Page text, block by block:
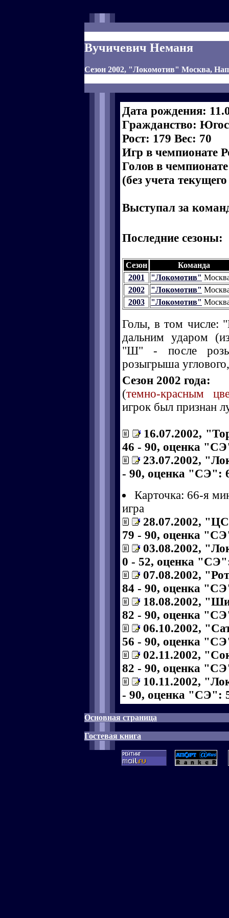
Вучичевич Неманя
Сезон 2002, "Локомотив" Москва,
Дата рождения:
Гражданство:
Рост: 179 Вес: 70
Игр в чемпионате
Голов в
(без учета
Выступал за
Последние сезоны:
Сезон
Команда
2001
"Локомотив"
2002
"Локомотив"
2003
"Локомотив"
Голы, в том числе:
дальним ударом
"Ш" - после
розыгрыша
Сезон 2002 года:
(темно-красным
игрок был признан
16.07.2002,
46 - 90, оценка
23.07.2002,
- 90, оценка "СЭ":
Карточка: 66-я
игра
28.07.2002,
79 - 90, оценка
03.08.2002,
0 - 52, оценка
07.08.2002,
84 - 90, оценка
18.08.2002,
82 - 90, оценка
06.10.2002,
56 - 90, оценка
02.11.2002,
82 - 90, оценка
10.11.2002,
- 90, оценка "СЭ":
Основная страница
Гостевая книга